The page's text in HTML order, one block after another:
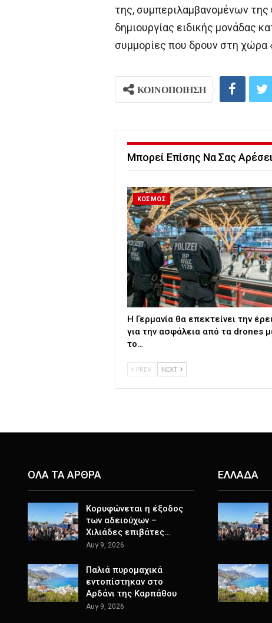
της, συμπεριλαμβανομένων της
δημιουργίας ειδικής μονάδας
συμμορίες που δρουν στη χώρα
ΚΟΙΝΟΠΟΙΗΣΗ
Μπορεί Επίσης Να Σας Αρέσει
ΚΟΣΜΟΣ
Η Γερμανία θα επεκτείνει την
για την ασφάλεια από τα drones
το…
PREV NEXT
ΟΛΑ ΤΑ ΑΡΘΡΑ
Κορυφώνεται η έξοδος
των αδειούχων –
Χιλιάδες επιβάτες…
Αυγ 9, 2026
Παλιά πυρομαχικά
εντοπίστηκαν στο
Αρδάνι της Καρπάθου
Αυγ 9, 2026
ΕΛΛΑΔΑ